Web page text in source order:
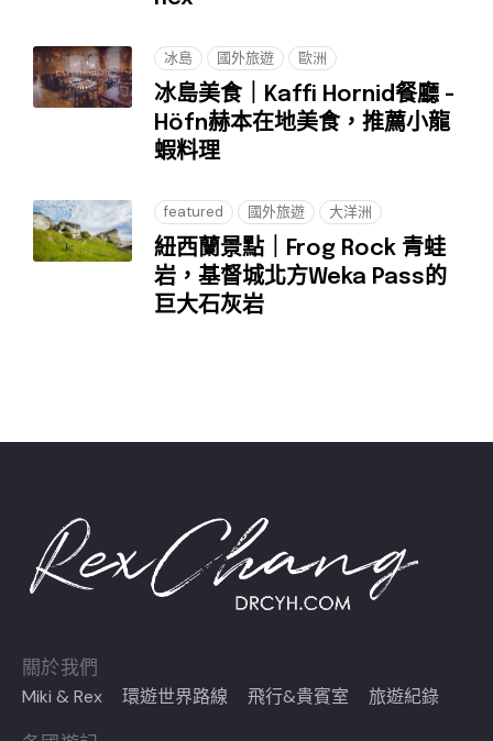
冰島 國外旅遊 歐洲
冰島美食｜Kaffi Hornid餐廳 -
Höfn赫本在地美食，推薦小龍
蝦料理
featured 國外旅遊 大洋洲
紐西蘭景點｜Frog Rock 青蛙
岩，基督城北方Weka Pass的
巨大石灰岩
關於我們
Miki & Rex 環遊世界路線 飛行&貴賓室 旅遊紀錄